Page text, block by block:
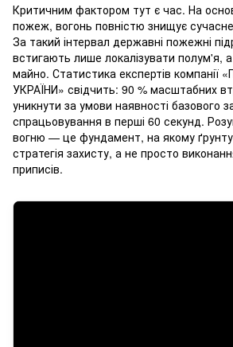
Критичним фактором тут є час. На
пожеж, вогонь повністю знищує
За такий інтервал державні пожежні
встигають лише локалізувати полум'я,
майно. Статистика експертів
УКРАЇНИ» свідчить: 90 % масштабних
уникнути за умови наявності базового
спрацьовування в перші 60 секунд.
вогню — це фундамент, на якому
стратегія захисту, а не просто
приписів.